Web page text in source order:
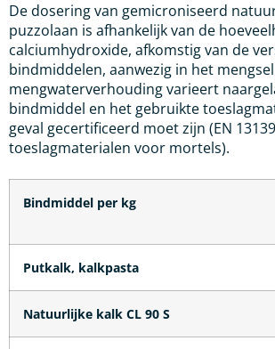
De dosering van gemicroniseerd
puzzolaan is afhankelijk van de
calciumhydroxide, afkomstig van de
bindmiddelen, aanwezig in het
mengwaterverhouding varieert
bindmiddel en het gebruikte
geval gecertificeerd moet zijn (EN
toeslagmaterialen voor mortels).
Bindmiddel per kg
Putkalk, kalkpasta
Natuurlijke kalk CL 90 S